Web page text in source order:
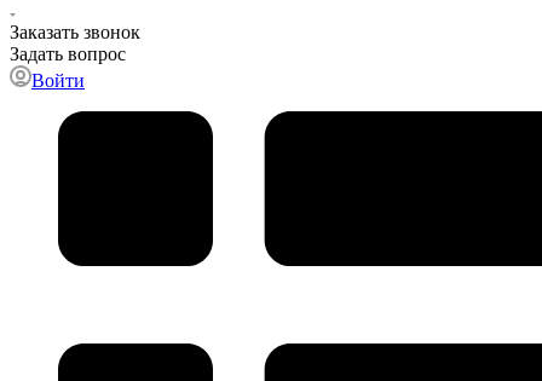
Заказать звонок
Задать вопрос
Войти